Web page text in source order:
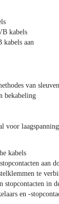
kabels
aan
van sleuven
bekabeling
voor
kabels
aan
te
stopcontacten in
en -